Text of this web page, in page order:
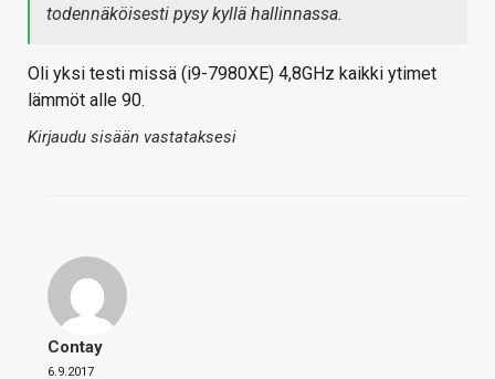
todennäköisesti pysy kyllä hallinnassa.
Oli yksi testi missä (i9-7980XE) 4,8GHz kaikki ytimet
lämmöt alle 90.
Kirjaudu sisään vastataksesi
Contay
6.9.2017